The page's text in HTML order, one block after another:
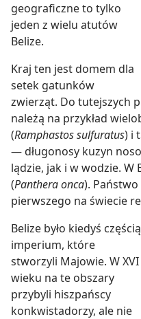
geograficzne to tylko
jeden z wielu atutów
Belize.
Kraj ten jest domem dla
setek gatunków
zwierząt. Do tutejszych
należą na przykład
(Ramphastos sulfuratus) i
— długonosy kuzyn
lądzie, jak i w wodzie. W
(Panthera onca).
pierwszego na świecie
Belize było kiedyś częścią
imperium, które
stworzyli Majowie. W XVI
wieku na te obszary
przybyli hiszpańscy
konkwistadorzy, ale nie